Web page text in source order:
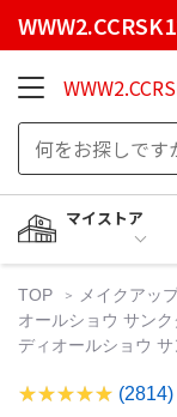
マイストア
TOP メイクアッ
オールショウ サン
ディオールショウ
(2814)